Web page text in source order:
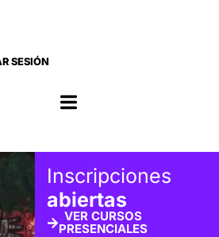
SESIÓN
Inscripciones
abiertas
VER CURSOS
PRESENCIALES